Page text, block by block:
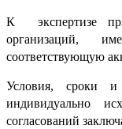
К экспертизе
организаций,
соответствующую
Условия, сроки и
индивидуально
согласований